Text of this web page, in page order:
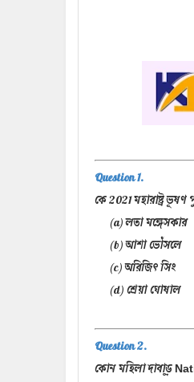
Question 1.
কে 2021 মহারাষ্ট্র ভূষণ
(a) লতা মঙ্গেসকার
(b) আশা ভোঁসলে
(c) অরিজিৎ সিং
(d) শ্রেয়া ঘোষাল
Question 2.
কোন মহিলা দাবাড়ু